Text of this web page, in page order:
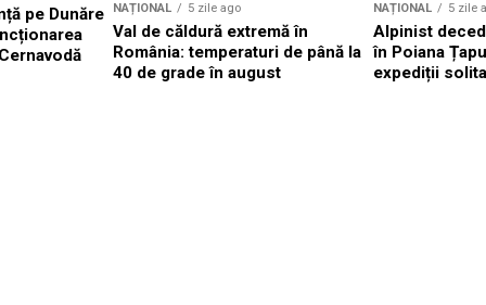
pe Dunăre
NAȚIONAL 5 zile ago
Val de căldură extremă în
România: temperaturi de până la
40 de grade în august
NAȚIONAL 5 zile
Alpinist
în Poiana
expediții